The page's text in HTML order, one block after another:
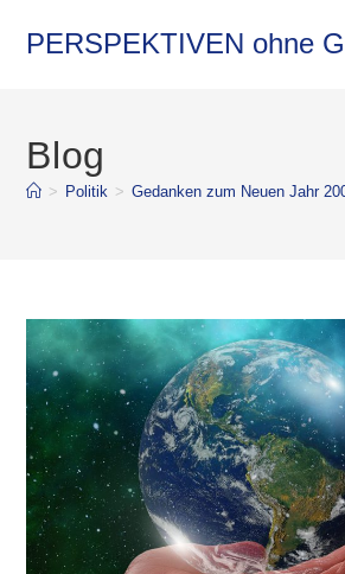
PERSPEKTIVEN ohne
Blog
> Politik > Gedanken zum Neuen Jahr